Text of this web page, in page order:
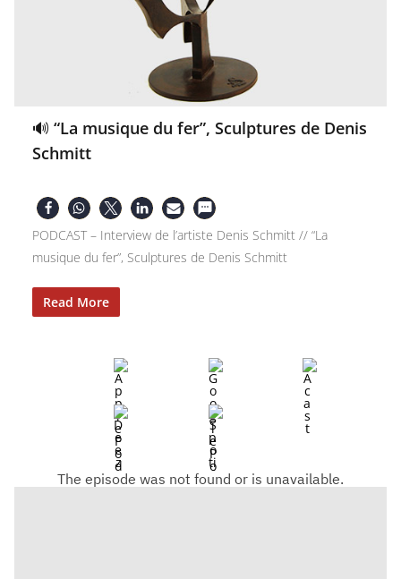
🔊 “La musique du fer”, Sculptures de Denis
Schmitt
PODCAST – Interview de l’artiste Denis Schmitt // “La
musique du fer”, Sculptures de Denis Schmitt
Read More